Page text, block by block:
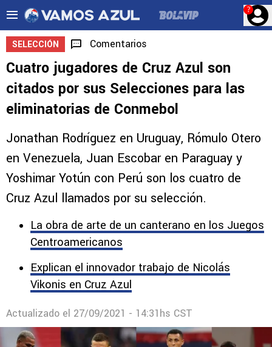
?
SELECCIÓN Comentarios
Cuatro jugadores de Cruz Azul son
citados por sus Selecciones para las
eliminatorias de Conmebol
Jonathan Rodríguez en Uruguay, Rómulo Otero
en Venezuela, Juan Escobar en Paraguay y
Yoshimar Yotún con Perú son los cuatro de
Cruz Azul llamados por su selección.
La obra de arte de un canterano en los Juegos
Centroamericanos
Explican el innovador trabajo de Nicolás
Vikonis en Cruz Azul
Actualizado el 27/09/2021 - 14:31hs CST